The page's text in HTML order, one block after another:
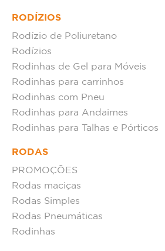
RODÍZIOS
Rodízio de Poliuretano
Rodízios
Rodinhas de Gel para Móveis
Rodinhas para carrinhos
Rodinhas com Pneu
Rodinhas para Andaimes
Rodinhas para Talhas e Pórticos
RODAS
PROMOÇÕES
Rodas maciças
Rodas Simples
Rodas Pneumáticas
Rodinhas